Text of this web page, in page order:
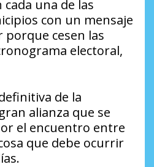
una de las
con un mensaje
porque cesen las
electoral,
de la
alianza que se
el encuentro entre
que debe ocurrir